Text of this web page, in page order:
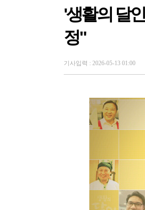
'생활의 달
정"
기사입력 : 2026-05-13 01:00